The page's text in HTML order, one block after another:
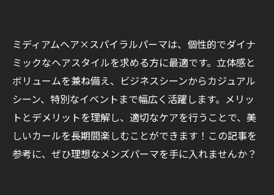
ミディアムヘア×スパイラルパーマは、個性的でダイナ
ミックなヘアスタイルを求める方に最適です。立体感と
ボリュームを兼ね備え、ビジネスシーンからカジュアル
シーン、特別なイベントまで幅広く活躍します。メリッ
トとデメリットを理解し、適切なケアを行うことで、美
しいカールを長期間楽しむことができます！この記事を
参考に、ぜひ理想なメンズパーマを手に入れませんか？